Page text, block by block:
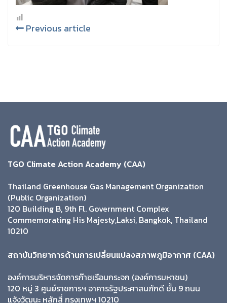
Previous article
TGO Climate Action Academy (CAA)
Thailand Greenhouse Gas Management Organization
(Public Organization)
120 Building B, 9th Fl. Government Complex
Commemorating His Majesty,Laksi, Bangkok, Thailand
10210
สถาบันวิทยาการด้านการเปลี่ยนแปลงสภาพภูมิอากาศ (CAA)
องค์การบริหารจัดการก๊าซเรือนกระจก (องค์การมหาชน)
120 หมู่ 3 ศูนย์ราชการฯ อาคารรัฐประศาสนภักดี ชั้น 9 ถนน
แจ้งวัฒนะ หลักสี่ กรุงเทพฯ 10210